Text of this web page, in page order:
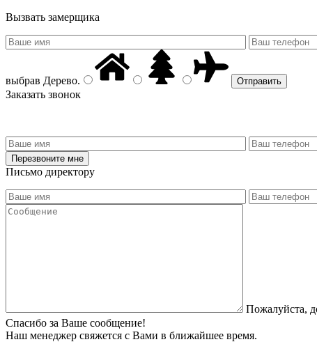
Вызвать замерщика
выбрав Дерево.
Заказать звонок
Письмо директору
Пожалуйста,
Спасибо за Ваше сообщение!
Наш менеджер свяжется с Вами в ближайшее время.